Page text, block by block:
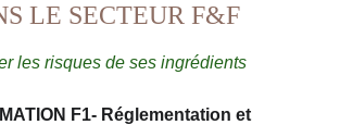
LE SECTEUR F&F
les risques de ses ingrédients
F1- Réglementation et